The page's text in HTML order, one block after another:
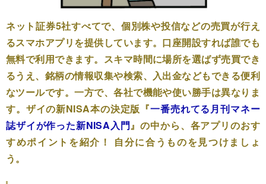
ネット証券5社すべてで、個別株や投信などの売買が行え
るスマホアプリを提供しています。口座開設すれば誰でも
無料で利用できます。スキマ時間に場所を選ばず売買でき
るうえ、銘柄の情報収集や検索、入出金などもできる便利
なツールです。一方で、各社で機能や使い勝手は異なりま
す。ザイの新NISA本の決定版『一番売れてる月刊マネー
誌ザイが作った新NISA入門』の中から、各アプリのおす
すめポイントを紹介！ 自分に合うものを見つけましょ
う。